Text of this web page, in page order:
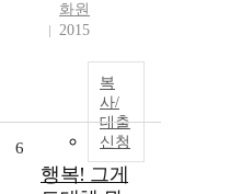
화원
2015
복
사/
대출
신청
6
행복! 그게